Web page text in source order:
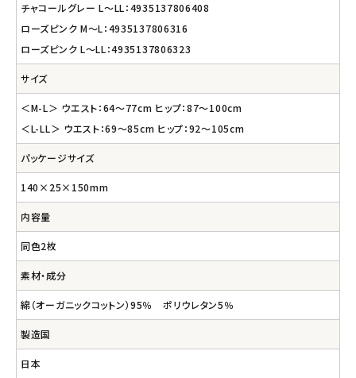
チャコールグレー L～LL：4935137806408
ローズピンク M～L：4935137806316
ローズピンク L～LL：4935137806323
サイズ
＜M-L＞ ウエスト：64～77cm ヒップ：87～100cm
＜L-LL＞ ウエスト：69～85cm ヒップ：92～105cm
パッケージサイズ
140×25×150mm
内容量
同色2枚
素材・成分
綿（オーガニックコットン）95％ ポリウレタン5％
製造国
日本